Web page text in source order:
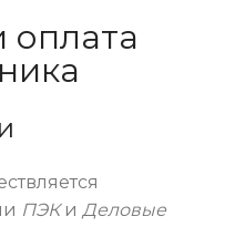
оплата
ПЭКи Деловые